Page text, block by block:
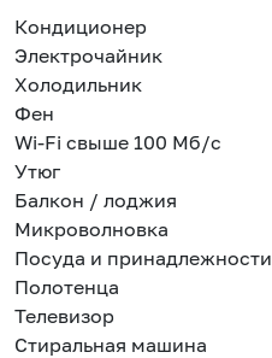
Кондиционер
Электрочайник
Холодильник
Фен
Wi-Fi свыше 100 Мб/с
Утюг
Балкон / лоджия
Микроволновка
Посуда и принадлежности
Полотенца
Телевизор
Стиральная машина